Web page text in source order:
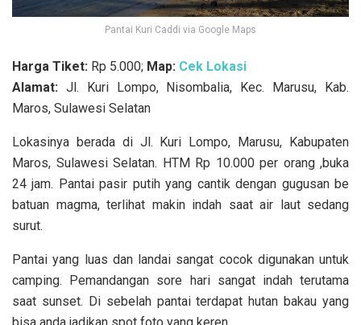
Pantai Kuri Caddi via Google Maps
Harga Tiket: Rp 5.000; Map: Cek Lokasi
Alamat: Jl. Kuri Lompo, Nisombalia, Kec. Marusu, Kab.
Maros, Sulawesi Selatan
Lokasinya berada di Jl. Kuri Lompo, Marusu, Kabupaten
Maros, Sulawesi Selatan. HTM Rp 10.000 per orang ,buka
24 jam. Pantai pasir putih yang cantik dengan gugusan be
batuan magma, terlihat makin indah saat air laut sedang
surut.
Pantai yang luas dan landai sangat cocok digunakan untuk
camping. Pemandangan sore hari sangat indah terutama
saat sunset. Di sebelah pantai terdapat hutan bakau yang